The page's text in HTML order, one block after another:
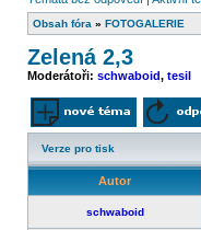
Obsah fóra » FOTOGALERIE
Zelená 2,3
Moderátoři: schwaboid, tesil
Odeslat
Verze pro tisk
Autor
schwaboid